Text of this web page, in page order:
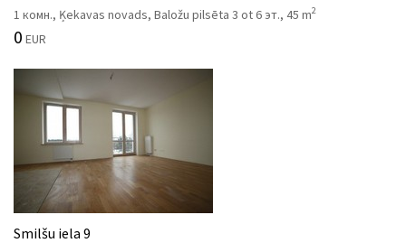
1 комн., Ķekavas novads, Baložu pilsēta 3 ot 6 эт., 45 m2
0 EUR
Smilšu iela 9